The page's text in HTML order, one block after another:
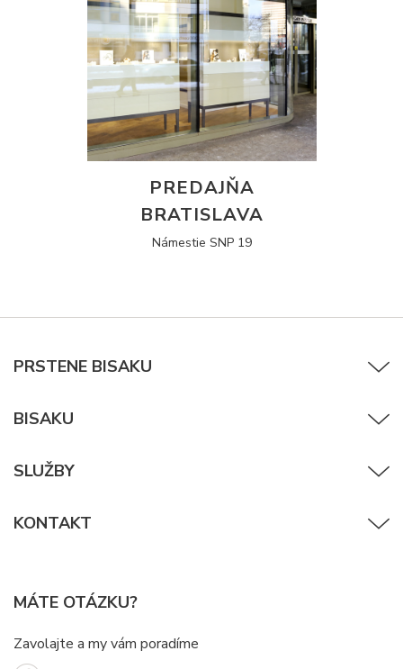
PREDAJŇA
BRATISLAVA
Námestie SNP 19
PRSTENE BISAKU
BISAKU
SLUŽBY
KONTAKT
MÁTE OTÁZKU?
Zavolajte a my vám poradíme